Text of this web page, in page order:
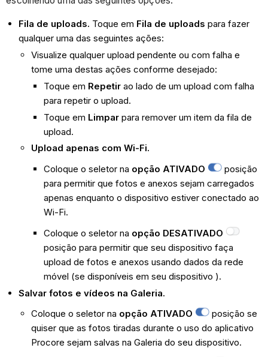
Fila de uploads. Toque em Fila de uploads para fazer
qualquer uma das seguintes ações:
Visualize qualquer upload pendente ou com falha e
tome uma destas ações conforme desejado:
Toque em Repetir ao lado de um upload com falha
para repetir o upload.
Toque em Limpar para remover um item da fila de
upload.
Upload apenas com Wi-Fi.
Coloque o seletor na opção ATIVADO
posição
para permitir que fotos e anexos sejam carregados
apenas enquanto o dispositivo estiver conectado ao
Wi-Fi.
Coloque o seletor na opção DESATIVADO
posição para permitir que seu dispositivo faça
upload de fotos e anexos usando dados da rede
móvel (se disponíveis em seu dispositivo ).
Salvar fotos e vídeos na Galeria.
Coloque o seletor na opção ATIVADO
posição se
quiser que as fotos tiradas durante o uso do aplicativo
Procore sejam salvas na Galeria do seu dispositivo.